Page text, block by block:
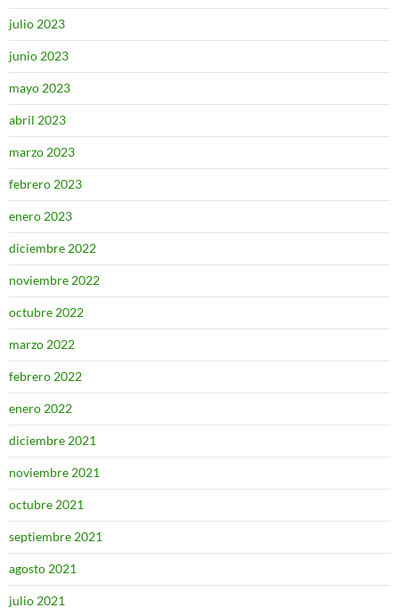
julio 2023
junio 2023
mayo 2023
abril 2023
marzo 2023
febrero 2023
enero 2023
diciembre 2022
noviembre 2022
octubre 2022
marzo 2022
febrero 2022
enero 2022
diciembre 2021
noviembre 2021
octubre 2021
septiembre 2021
agosto 2021
julio 2021